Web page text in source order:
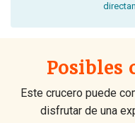
Posibles
Este crucero puede
disfrutar de una